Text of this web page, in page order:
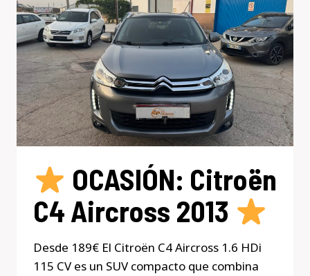
EXCLUSIVE
(2012)
–
6
VEL.
/
269.000
KM
OCASIÓN: Citroën
C4 Aircross 2013
Desde 189€ El Citroën C4 Aircross 1.6 HDi
115 CV es un SUV compacto que combina